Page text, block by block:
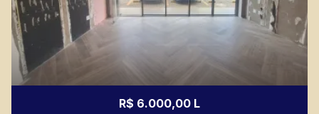
R$ 6.000,00 L